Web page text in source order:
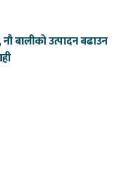
बालीको उत्पादन बढाउन